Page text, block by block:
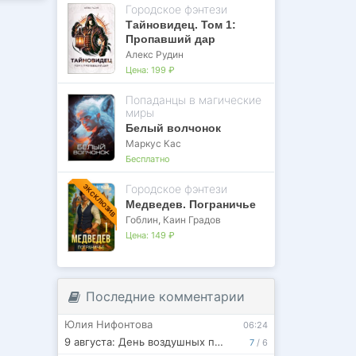
Городское фэнтези
Тайновидец. Том 1:
Пропавший дар
Алекс Рудин
Цена: 199 ₽
Попаданцы в магические
миры
Белый волчонок
Маркус Кас
Бесплатно
ЭКСКЛЮЗИВ Городское фэнтези
Медведев. Пограничье
Гоблин, Каин Градов
Цена: 149 ₽
Последние комментарии
7 / 6
06:24
Юлия Нифонтова
9 августа: День воздушных поцелуев, строителя-книголюба и польки